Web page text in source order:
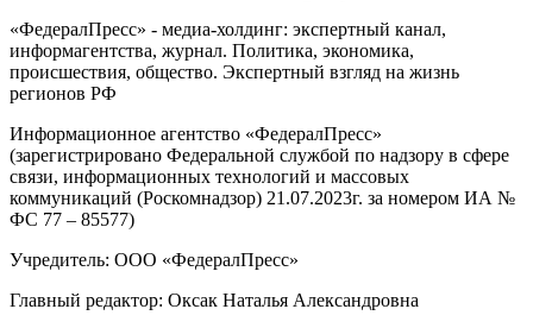
«ФедералПресс» - медиа-холдинг: экспертный канал,
информагентства, журнал. Политика, экономика,
происшествия, общество. Экспертный взгляд на жизнь
регионов РФ
Информационное агентство «ФедералПресс»
(зарегистрировано Федеральной службой по надзору в сфере
связи, информационных технологий и массовых
коммуникаций (Роскомнадзор) 21.07.2023г. за номером ИА №
ФС 77 – 85577)
Учредитель: ООО «ФедералПресс»
Главный редактор: Оксак Наталья Александровна